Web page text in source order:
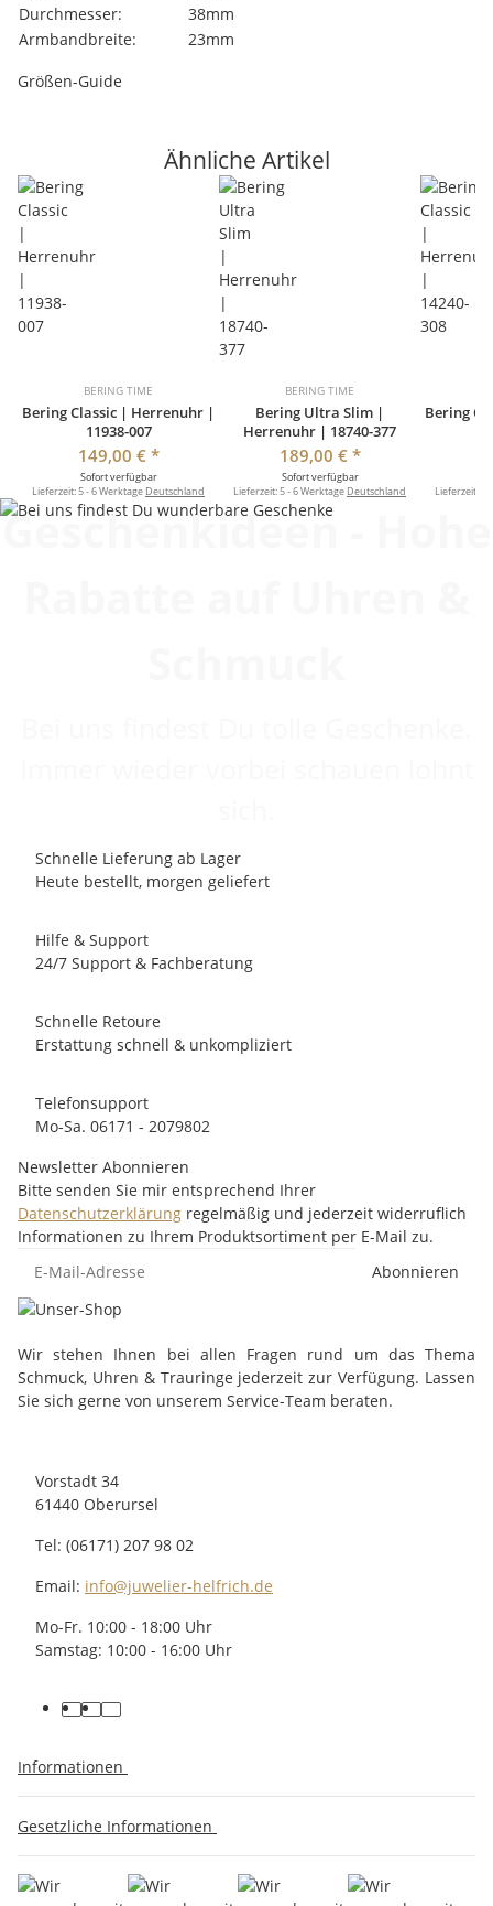
Durchmesser:
38mm
Armbandbreite:
23mm
Größen-Guide
Ähnliche Artikel
BERING TIME
Bering Classic | Herrenuhr |
11938-007
149,00 € *
Sofort verfügbar
Lieferzeit:5 - 6 Werktage Deutschland
BERING TIME
Bering Ultra Slim |
Herrenuhr | 18740-377
189,00 € *
Sofort verfügbar
Lieferzeit:5 - 6 Werktage Deutschland
Bering
Lieferzeit:
Geschenkideen - Hohe
Schnelle Lieferung ab Lager
Heute bestellt, morgen geliefert
Hilfe & Support
24/7 Support & Fachberatung
Schnelle Retoure
Erstattung schnell & unkompliziert
Telefonsupport
Mo-Sa. 06171 - 2079802
Newsletter Abonnieren
Bitte senden Sie mir entsprechend Ihrer
Datenschutzerklärung regelmäßig und jederzeit widerruflich
Informationen zu Ihrem Produktsortiment per E-Mail zu.
Abonnieren
Wir stehen Ihnen bei allen Fragen rund um das Thema
Schmuck, Uhren & Trauringe jederzeit zur Verfügung. Lassen
Sie sich gerne von unserem Service-Team beraten.
Vorstadt 34
61440 Oberursel
Tel: (06171) 207 98 02
Email: info@juwelier-helfrich.de
Mo-Fr. 10:00 - 18:00 Uhr
Samstag: 10:00 - 16:00 Uhr
Informationen
Gesetzliche Informationen